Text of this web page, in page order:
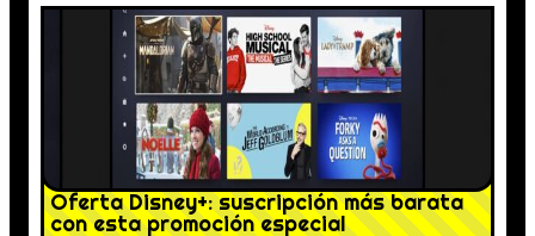
Oferta Disney+: suscripción más barata
con esta promoción especial